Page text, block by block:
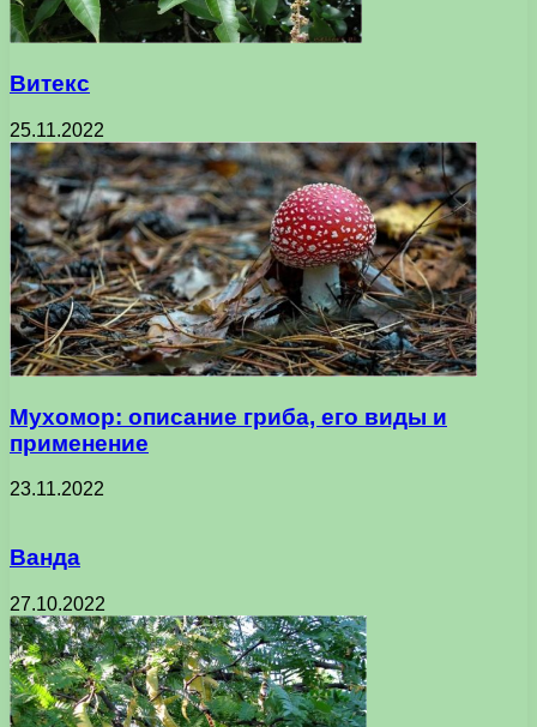
Витекс
25.11.2022
Мухомор: описание гриба, его виды и
применение
23.11.2022
Ванда
27.10.2022